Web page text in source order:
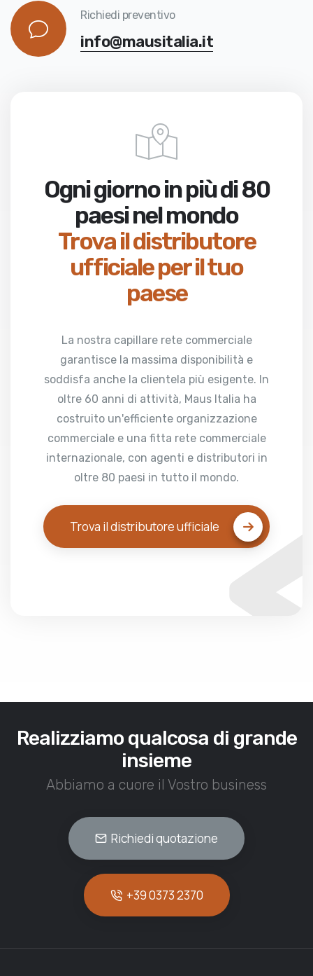
Richiedi preventivo
info@mausitalia.it
Ogni giorno in più di 80
paesi nel mondo
Trova il distributore
ufficiale per il tuo
paese
La nostra capillare rete commerciale
garantisce la massima disponibilità e
soddisfa anche la clientela più esigente. In
oltre 60 anni di attività, Maus Italia ha
costruito un'efficiente organizzazione
commerciale e una fitta rete commerciale
internazionale, con agenti e distributori in
oltre 80 paesi in tutto il mondo.
Trova il distributore ufficiale
Realizziamo qualcosa di grande
insieme
Abbiamo a cuore il Vostro business
Richiedi quotazione
+39 0373 2370